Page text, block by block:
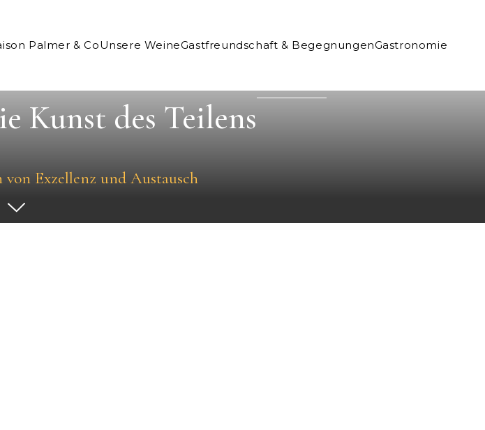
Palmer & CoUnsere WeineGastfreundschaft & BegegnungenGastronomie
Kunst des Teilens
Exzellenz und Austausch